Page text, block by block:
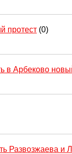
протест (0)
в Арбеково
Развозжаева и